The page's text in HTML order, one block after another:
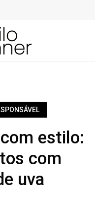
estilo:
com
uva